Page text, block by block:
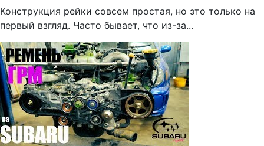
Конструкция рейки совсем простая, но это только на
первый взгляд. Часто бывает, что из-за...